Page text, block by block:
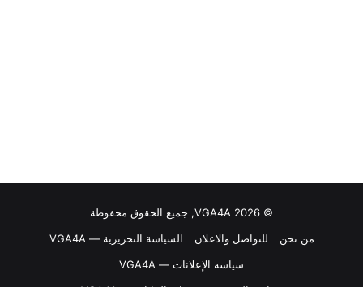
© VGA4A 2026, جميع الحقوق محفوظة
من نحن
للتواصل والاعلان
السياسة التحريرية — VGA4A
سياسة الإعلانات — VGA4A